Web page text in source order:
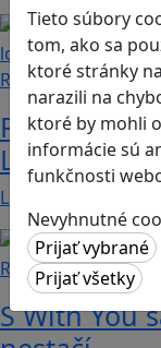
Tieto súbory
tom, ako sa
ktoré stránky
narazili na
ktoré by mohli
informácie sú
funkčnosti
Nevyhnutné
Recenzie
Prvé kroky
Lightbot učí
Lightbot: Code
Recenzie
S With You